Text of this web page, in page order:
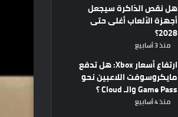
هل نقص الذاكرة سيجعل
أجهزة الألعاب أغلى حتى
2028؟
منذ 3 أسابيع
ارتفاع أسعار Xbox: هل تدفع
مايكروسوفت اللاعبين نحو
Game Pass والـ Cloud ؟
منذ 4 أسابيع